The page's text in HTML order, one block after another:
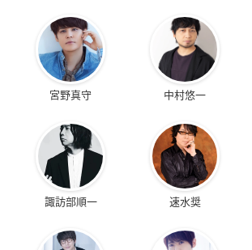
宮野真守 中村悠一
諏訪部順一 速水奨